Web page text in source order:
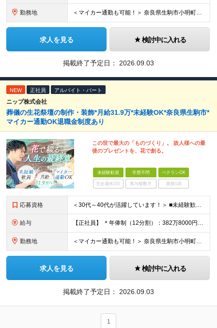
勤務地 ＜マイカー通勤も可能！＞ 奈良県生駒市小明町446-1 (変更の範囲)上記を除く当社関連勤務地
求人を見る 検討中に入れる
掲載終了予定日： 2026.09.03
NEW 正社員 アルバイト・パート
ニップ株式会社
葬儀の生花祭壇の制作・装飾*月給31.9万*未経験OK*奈良県生駒市*
マイカー通勤OK退職金制度あり
この世で最大の「ものづくり」。 故人様への最
後のプレゼントを、花で創る。
未経験歓迎 学歴不問 ベテランOK
完全週休2日 賞与複数月 面接1回
応募資格 ＜30代～40代が活躍しています！＞ ■未経験歓迎！ ■普通自動車免許をお持ちの方（AT限定可） ※学歴不問
給与 【正社員】 ＊年俸制（12分割）：382万8000円～+交通費別途支給 ＊月収：31万9000円 ※固定残業代40時間（6万9000円分）含みます ┗超過分は別途支給いたします ※試用期間3ヶ月（期
勤務地 ＜マイカー通勤も可能！＞ 奈良県生駒市小明町446-1 (変更の範囲)上記を除く当社関連勤務地 (変更の範囲)仕事内容欄に記載の業務を除く当社業務全般
求人を見る 検討中に入れる
掲載終了予定日： 2026.09.03
1